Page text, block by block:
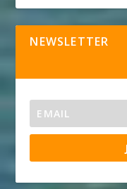
NEWSLETTER